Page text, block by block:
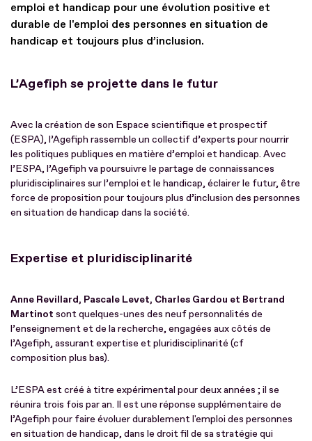
emploi et handicap pour une évolution positive et
durable de l'emploi des personnes en situation de
handicap et toujours plus d’inclusion.
L’Agefiph se projette dans le futur
Avec la création de son Espace scientifique et prospectif
(ESPA), l’Agefiph rassemble un collectif d’experts pour nourrir
les politiques publiques en matière d’emploi et handicap. Avec
l’ESPA, l’Agefiph va poursuivre le partage de connaissances
pluridisciplinaires sur l’emploi et le handicap, éclairer le futur, être
force de proposition pour toujours plus d’inclusion des personnes
en situation de handicap dans la société.
Expertise et pluridisciplinarité
Anne Revillard, Pascale Levet, Charles Gardou et Bertrand
Martinot sont quelques-unes des neuf personnalités de
l’enseignement et de la recherche, engagées aux côtés de
l’Agefiph, assurant expertise et pluridisciplinarité (cf
composition plus bas).
L’ESPA est créé à titre expérimental pour deux années ; il se
réunira trois fois par an. Il est une réponse supplémentaire de
l’Agefiph pour faire évoluer durablement l'emploi des personnes
en situation de handicap, dans le droit fil de sa stratégie qui